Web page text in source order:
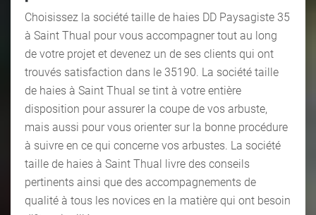
Choisissez la société taille de haies DD Paysagiste 35
à Saint Thual pour vous accompagner tout au long
de votre projet et devenez un de ses clients qui ont
trouvés satisfaction dans le 35190. La société taille
de haies à Saint Thual se tint à votre entière
disposition pour assurer la coupe de vos arbuste,
mais aussi pour vous orienter sur la bonne procédure
à suivre en ce qui concerne vos arbustes. La société
taille de haies à Saint Thual livre des conseils
pertinents ainsi que des accompagnements de
qualité à tous les novices en la matière qui ont besoin